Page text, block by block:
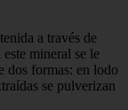
a través de
mineral se le
dos formas: en lodo
se pulverizan